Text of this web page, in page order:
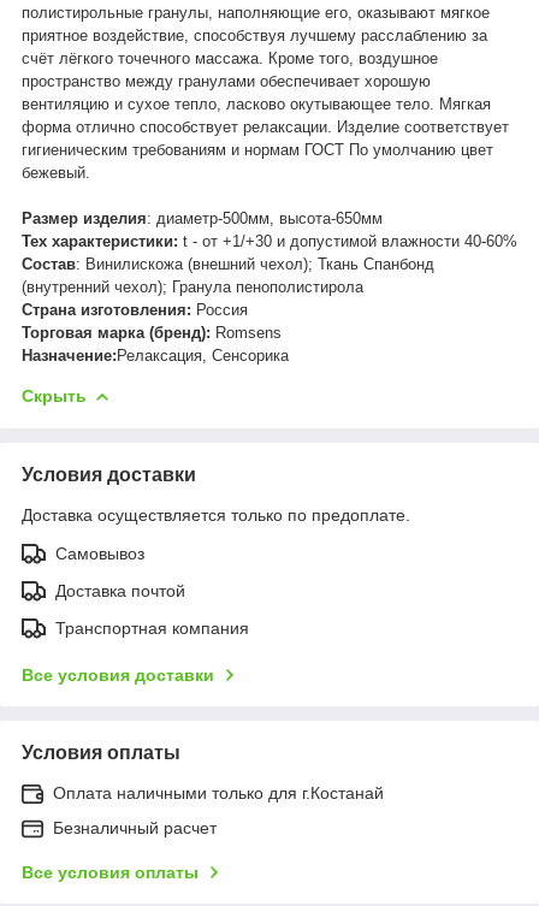
полистирольные гранулы, наполняющие его, оказывают мягкое
приятное воздействие, способствуя лучшему расслаблению за
счёт лёгкого точечного массажа. Кроме того, воздушное
пространство между гранулами обеспечивает хорошую
вентиляцию и сухое тепло, ласково окутывающее тело. Мягкая
форма отлично способствует релаксации. Изделие соответствует
гигиеническим требованиям и нормам ГОСТ По умолчанию цвет
бежевый.
Размер изделия: диаметр-500мм, высота-650мм
Тех характеристики: t - от +1/+30 и допустимой влажности 40-60%
Состав: Винилискожа (внешний чехол); Ткань Спанбонд
(внутренний чехол); Гранула пенополистирола
Страна изготовления: Россия
Торговая марка (бренд): Romsens
Назначение: Релаксация, Сенсорика
Скрыть
Условия доставки
Доставка осуществляется только по предоплате.
Самовывоз
Доставка почтой
Транспортная компания
Все условия доставки
Условия оплаты
Оплата наличными только для г.Костанай
Безналичный расчет
Все условия оплаты